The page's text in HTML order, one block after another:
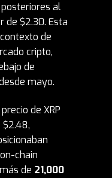
al
de $2.30. Esta
de
cripto,
de
mayo.
de XRP
$2.48,
chain
de 21,000